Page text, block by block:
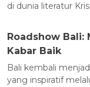
di dunia literatur
Roadshow Bali:
Kabar Baik
Bali kembali
yang inspiratif